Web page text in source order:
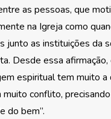
as pessoas, que
na Igreja como
junto as instituições da
Desde essa
espiritual tem muito a
conflito,
do bem”.